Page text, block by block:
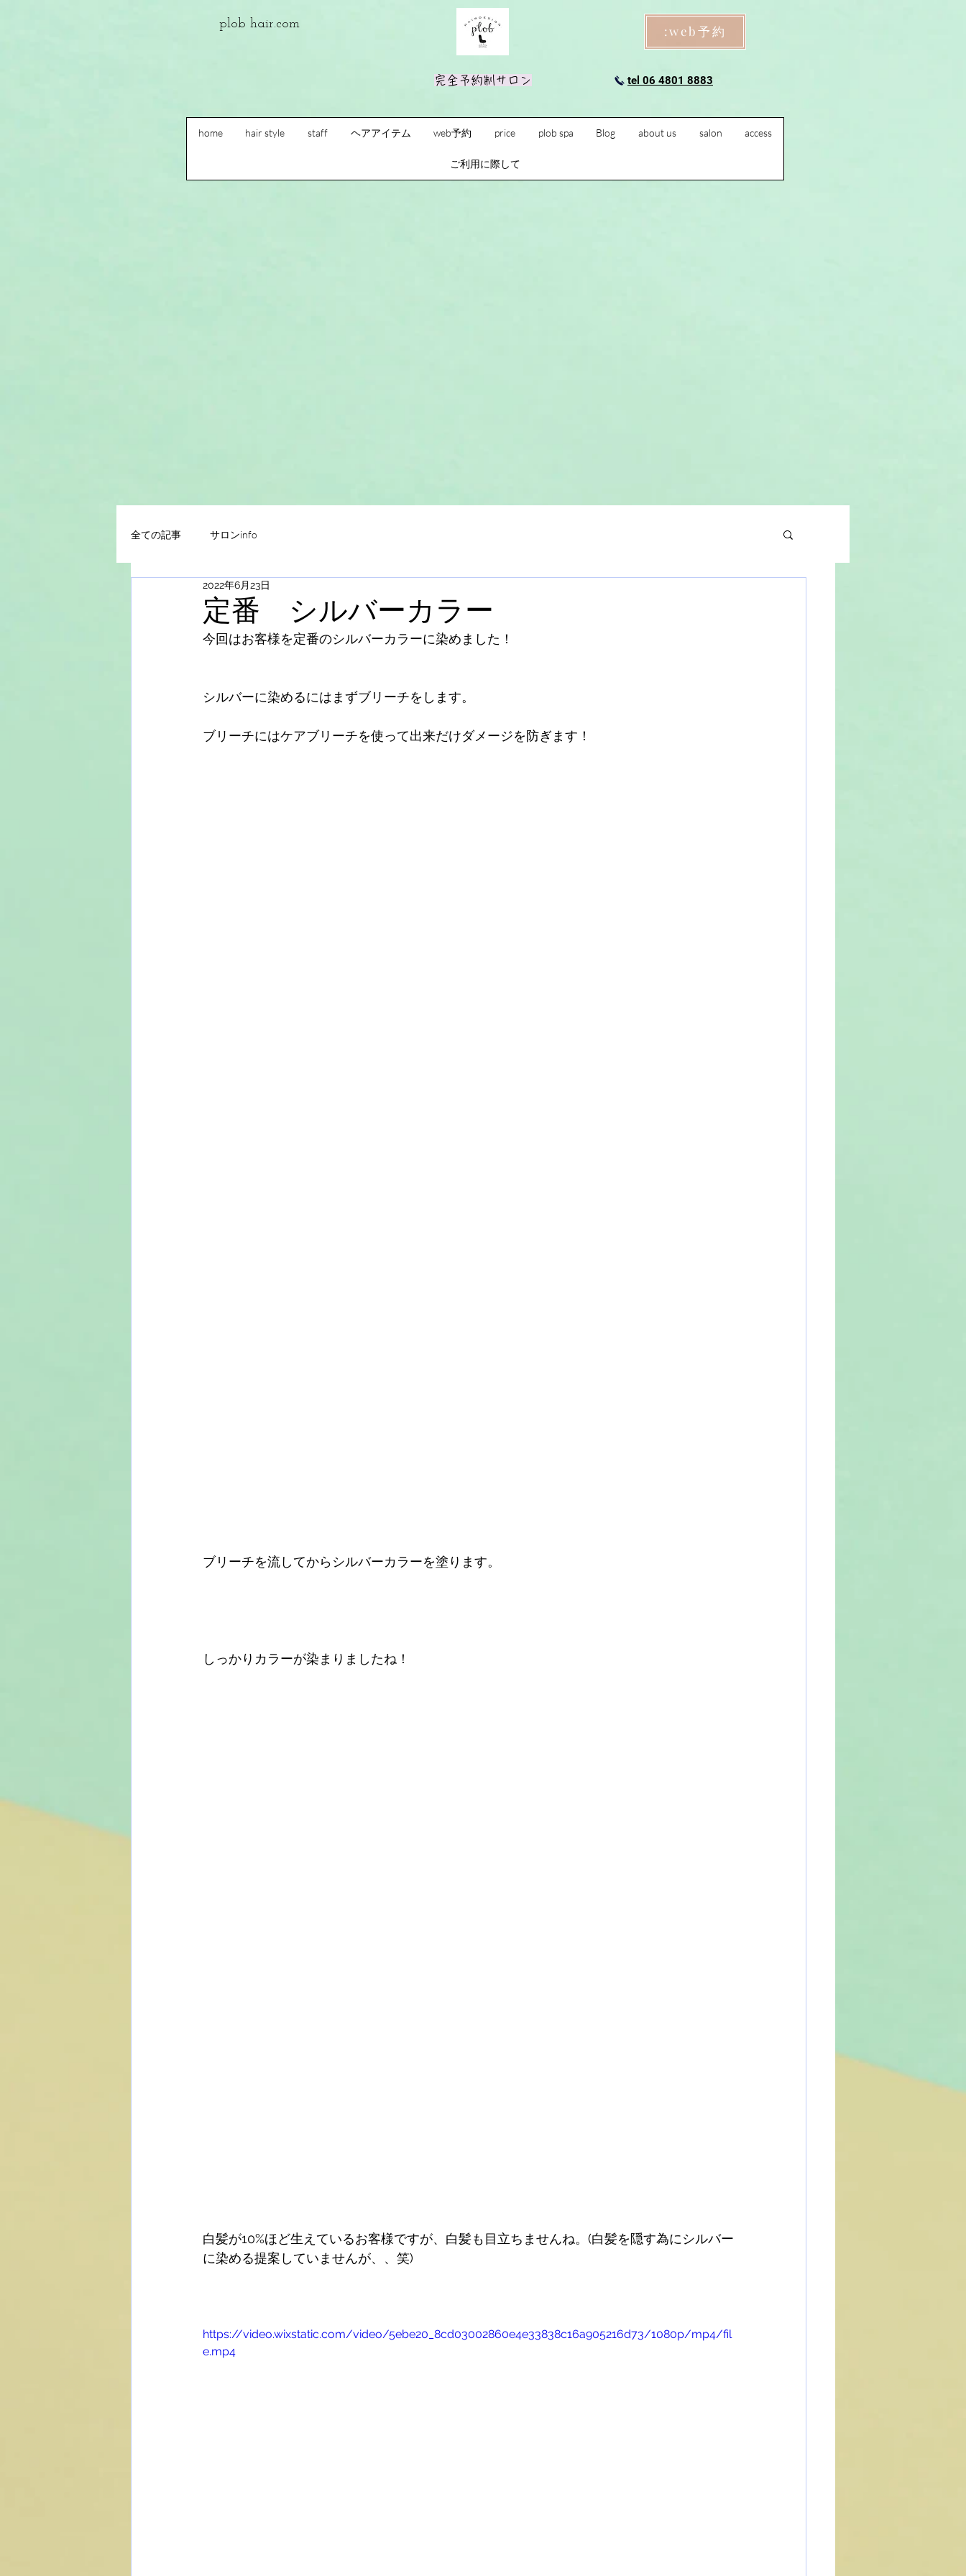
plob​ hair.com
完全予約制サロン
:web予約
tel 06 4801 8883
home hair style staff ヘアアイテム web予約 price plob spa Blog about us salon access
ご利用に際して
全ての記事 サロンinfo
定番 シルバーカラー
2022年6月23日
今回はお客様を定番のシルバーカラーに染めました！
シルバーに染めるにはまずブリーチをします。
ブリーチにはケアブリーチを使って出来だけダメージを防ぎます！
ブリーチを流してからシルバーカラーを塗ります。
しっかりカラーが染まりましたね！
白髪が10%ほど生えているお客様ですが、白髪も目立ちませんね。(白髪を隠す為にシルバー
に染める提案していませんが、、笑)
https://video.wixstatic.com/video/5ebe20_8cd03002860e4e33838c16a905216d73/1080p/mp4/fil
e.mp4